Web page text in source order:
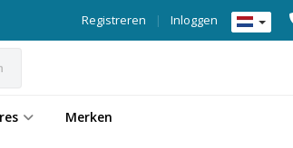
Inloggen
|
Registreren
Merken